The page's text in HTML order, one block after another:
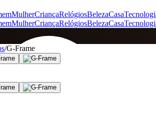
MulherCriançaRelógiosBelezaCasa
MulherCriançaRelógiosBelezaCasa
/G-Frame